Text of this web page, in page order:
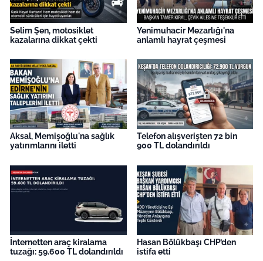
Selim Şen, motosiklet
kazalarına dikkat çekti
Yenimuhacir Mezarlığı'na
anlamlı hayrat çeşmesi
Aksal, Memişoğlu'na sağlık
yatırımlarını iletti
Telefon alışverişten 72 bin
900 TL dolandırıldı
İnternetten araç kiralama
tuzağı: 59.600 TL dolandırıldı
Hasan Bölükbaşı CHP’den
istifa etti